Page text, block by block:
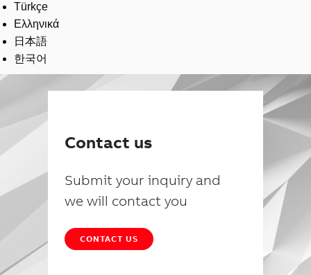
Türkçe
Ελληνικά
日本語
한국어
Contact us
Submit your inquiry and
we will contact you
CONTACT US